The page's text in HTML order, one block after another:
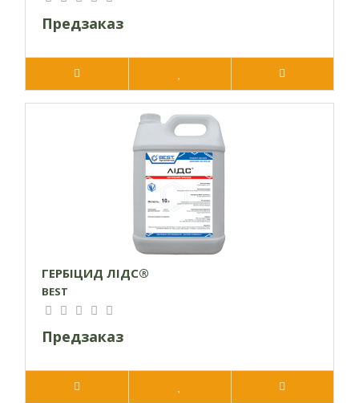
Об’єм робочого розчину:
розчин препарату необхідно використати
Предзаказ
ГЕРБІЦИД ЛІДС®
BEST
Предзаказ